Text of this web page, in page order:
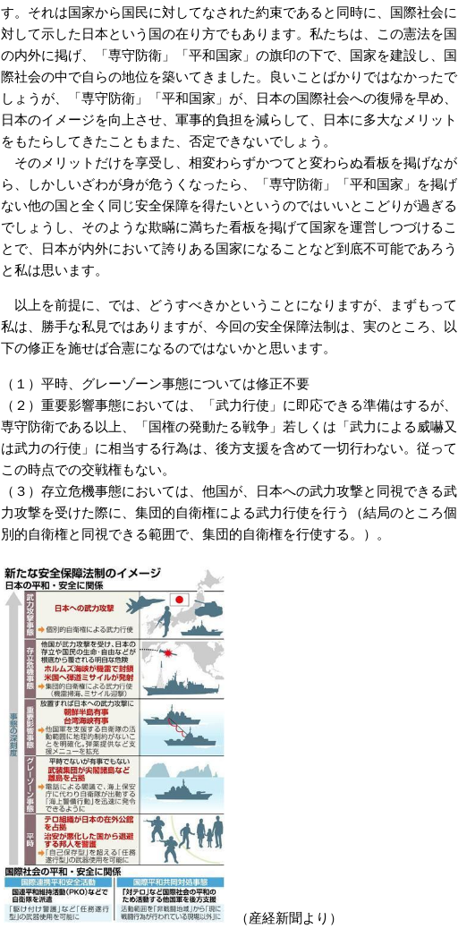
す。それは国家から国民に対してなされた約束であると同時に、国際社会に
対して示した日本という国の在り方でもあります。私たちは、この憲法を国
の内外に掲げ、「専守防衛」「平和国家」の旗印の下で、国家を建設し、国
際社会の中で自らの地位を築いてきました。良いことばかりではなかったで
しょうが、「専守防衛」「平和国家」が、日本の国際社会への復帰を早め、
日本のイメージを向上させ、軍事的負担を減らして、日本に多大なメリット
をもたらしてきたこともまた、否定できないでしょう。
そのメリットだけを享受し、相変わらずかつてと変わらぬ看板を掲げなが
ら、しかしいざわが身が危うくなったら、「専守防衛」「平和国家」を掲げ
ない他の国と全く同じ安全保障を得たいというのではいいとこどりが過ぎる
でしょうし、そのような欺瞞に満ちた看板を掲げて国家を運営しつづけるこ
とで、日本が内外において誇りある国家になることなど到底不可能であろう
と私は思います。
以上を前提に、では、どうすべきかということになりますが、まずもって
私は、勝手な私見ではありますが、今回の安全保障法制は、実のところ、以
下の修正を施せば合憲になるのではないかと思います。
（１）平時、グレーゾーン事態については修正不要
（２）重要影響事態においては、「武力行使」に即応できる準備はするが、
専守防衛である以上、「国権の発動たる戦争」若しくは「武力による威嚇又
は武力の行使」に相当する行為は、後方支援を含めて一切行わない。従って
この時点での交戦権もない。
（３）存立危機事態においては、他国が、日本への武力攻撃と同視できる武
力攻撃を受けた際に、集団的自衛権による武力行使を行う（結局のところ個
別的自衛権と同視できる範囲で、集団的自衛権を行使する。）。
（産経新聞より）